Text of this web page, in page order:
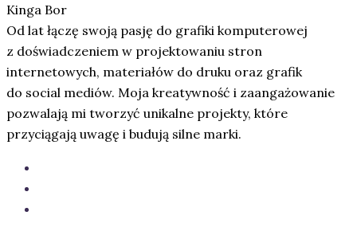
Kinga Bor
Od lat łączę swoją pasję do grafiki komputerowej
z doświadczeniem w projektowaniu stron
internetowych, materiałów do druku oraz grafik
do social mediów. Moja kreatywność i zaangażowanie
pozwalają mi tworzyć unikalne projekty, które
przyciągają uwagę i budują silne marki.